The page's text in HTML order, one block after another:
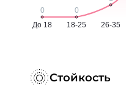
Стойкость